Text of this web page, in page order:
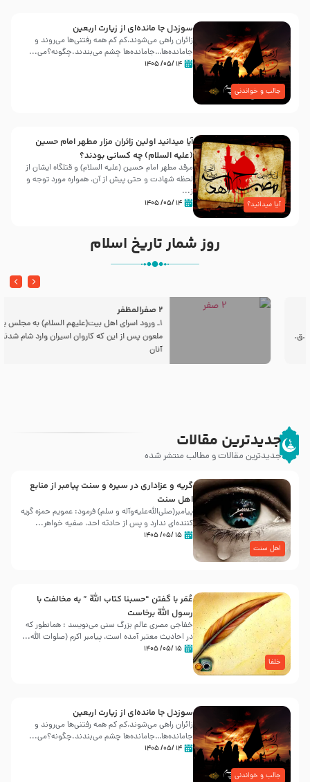
جالب و خواندنی
سوزدل جا مانده‌ای از زیارت اربعین
زائران راهی می‌شوند،کم‌ کم همه رفتنی‌ها می‌روند و
جامانده‌ها…جامانده‌ها چشم می‌بندند.چگونه؟می‌...
۱۴ /۰۵/ ۱۴۰۵
آیا میدانید؟
آیا میدانید اولین زائران مزار مطهر امام حسین
(علیه السلام) چه کسانی بودند؟
مرقد مطهر امام حسین (علیه السلام) و قتلگاه ایشان از
لحظه شهادت و حتی پیش از آن، همواره مورد توجه و
ز...
۱۴ /۰۵/ ۱۴۰۵
روز شمار تاریخ اسلام
1ـ ورود اسراى اهل بیت‌(علیهم السلام) به مجلس یزید
ملعون پس از این كه كاروان اسیران وارد شام شدند،
جدیدترین مقالات
جدیدترین مقالات و مطالب منتشر شده
اهل سنت
گریه و عزاداری در سیره و سنت پیامبر از منابع
اهل سنت
پیامبر(صلی‌الله‌علیه‌وآله و سلم) فرمود: عمویم حمزه گریه
کننده‌ای ندارد و پس از حادثه احد، صفیه خواهر...
۱۵ /۰۵/ ۱۴۰۵
خلفا
عُمَر با گفتن “حسبنا كتاب اللّه ” به مخالفت با
رسول اللّه برخاست
خفاجی مصری عالم بزرگ سنی می‌نویسد : همانطور که
در احادیث معتبر آمده است، پیامبر اکرم (صلوات اللّه...
۱۵ /۰۵/ ۱۴۰۵
جالب و خواندنی
سوزدل جا مانده‌ای از زیارت اربعین
زائران راهی می‌شوند،کم‌ کم همه رفتنی‌ها می‌روند و
جامانده‌ها…جامانده‌ها چشم می‌بندند.چگونه؟می‌...
۱۴ /۰۵/ ۱۴۰۵